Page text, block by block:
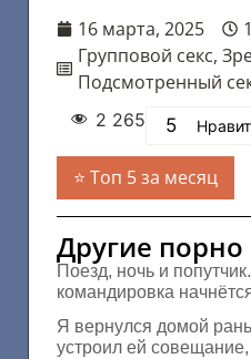
16 марта, 2025
Групповой секс,
Подсмотренный
2 265 5
Топ 5 за месяц
Другие порно
Поезд, ночь и
командировка
Я вернулся домой
устроил ей